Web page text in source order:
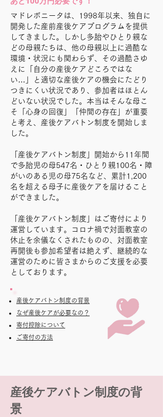
マドレボニータは、1998年以来、独自に
開発した産前産後ケアプログラムを提供
してきました。しかし多胎やひとり親な
どの母親たちは、他の母親以上に過酷な
環境・状況にも関わらず、その過酷さゆ
えに「自分の産後ケアどころではな
い…」と適切な産後ケアの機会にたどり
つきにくい状況であり、参加者はほとん
どいない状況でした。本当はそんな母こ
そ「心身の回復」「仲間の存在」が重要
と考え、産後ケアバトン制度を開始しま
した。
「産後ケアバトン制度」開始から11年間
で多胎児の母547名・ひとり親100名・障
がいのある児の母75名など、累計1,200
名を超える母子に産後ケアを届けること
ができました。
「産後ケアバトン制度」はご寄付により
運営しています。コロナ禍で対面教室の
休止を余儀なくされたものの、対面教室
再開後も参加希望者は絶えず、継続的な
運営のために皆さまからのご支援を必要
としております。
産後ケアバトン制度の背景
なぜ産後ケアが必要なの？
寄付控除について
​ご寄付の方法
産後ケアバトン制度の背
景